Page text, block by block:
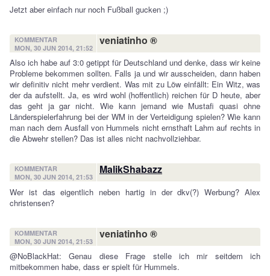
Jetzt aber einfach nur noch Fußball gucken ;)
KOMMENTAR
MON, 30 JUN 2014, 21:52
veniatinho ®
Also ich habe auf 3:0 getippt für Deutschland und denke, dass wir keine
Probleme bekommen sollten. Falls ja und wir ausscheiden, dann haben
wir definitiv nicht mehr verdient. Was mit zu Löw einfällt: Ein Witz, was
der da aufstellt. Ja, es wird wohl (hoffentlich) reichen für D heute, aber
das geht ja gar nicht. Wie kann jemand wie Mustafi quasi ohne
Länderspielerfahrung bei der WM in der Verteidigung spielen? Wie kann
man nach dem Ausfall von Hummels nicht ernsthaft Lahm auf rechts in
die Abwehr stellen? Das ist alles nicht nachvollziehbar.
KOMMENTAR
MON, 30 JUN 2014, 21:53
MalikShabazz
Wer ist das eigentlich neben hartig in der dkv(?) Werbung? Alex
christensen?
KOMMENTAR
MON, 30 JUN 2014, 21:53
veniatinho ®
@NoBlackHat: Genau diese Frage stelle ich mir seitdem ich
mitbekommen habe, dass er spielt für Hummels.